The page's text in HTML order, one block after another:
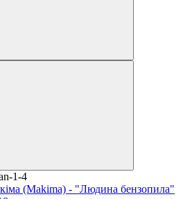
1-4
(Makima) - "Людина бензопила"